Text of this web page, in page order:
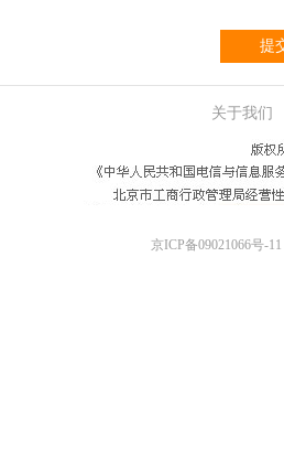
提
关于我们
京ICP备09021066号-11